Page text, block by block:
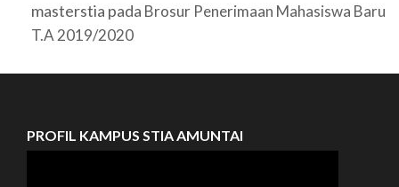
masterstia pada Brosur Penerimaan Mahasiswa Baru
T.A 2019/2020
PROFIL KAMPUS STIA AMUNTAI